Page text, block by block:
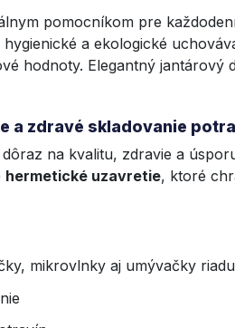
pomocníkom pre
a ekologické
hodnoty. Elegantný jantárový
a zdravé skladovanie
na kvalitu, zdravie a
hermetické uzavretie, ktoré
mikrovlnky aj umývačky riadu